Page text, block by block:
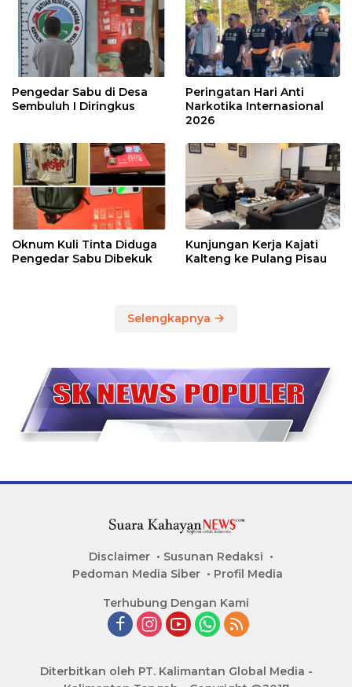
Pengedar Sabu di Desa
Sembuluh I Diringkus
Peringatan Hari Anti
Narkotika Internasional
2026
Oknum Kuli Tinta Diduga
Pengedar Sabu Dibekuk
Kunjungan Kerja Kajati
Kalteng ke Pulang Pisau
Selengkapnya
Disclaimer
Susunan Redaksi
Pedoman Media Siber
Profil Media
Terhubung Dengan Kami
Diterbitkan oleh PT. Kalimantan Global Media -